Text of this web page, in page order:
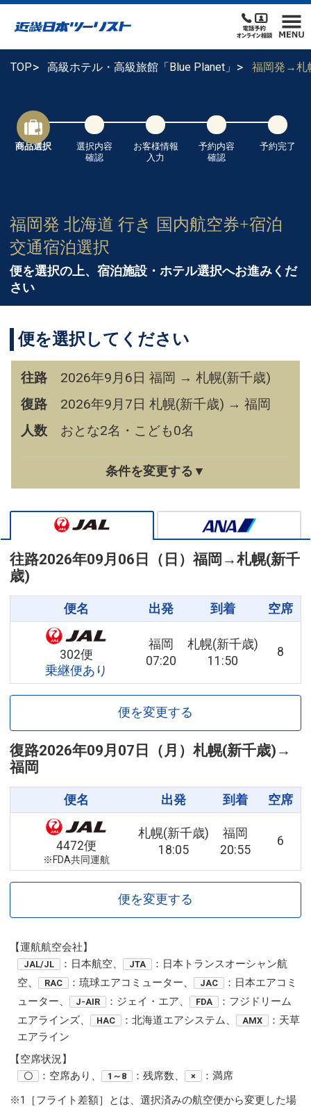
TOP 高級ホテル・高級旅館「Blue Planet」 福岡発→札
商品選択
選択内容
確認
お客様情報
入力
予約内容
確認
予約完了
福岡発 北海道 行き 国内航空券+宿泊
交通宿泊選択
便を選択の上、宿泊施設・ホテル選択へお進みくだ
さい
便を選択してください
往路
2026年9月6日 福岡 → 札幌(新千歳)
復路
2026年9月7日 札幌(新千歳) → 福岡
人数
おとな2名・こども0名
条件を変更する▼
往路2026年09月06日（日）福岡 →札幌(新千
歳)
便名 出発 到着 空席
302便
乗継便あり
福岡
07:20
札幌(新千歳)
11:50
8
便を変更する
復路2026年09月07日（月） 札幌(新千歳) →
福岡
便名 出発 到着 空席
4472便
※FDA共同運航
札幌(新千歳)
18:05
福岡
20:55
6
便を変更する
【運航航空会社】
JAL/JL ：日本航空、 JTA
：日本トランスオーシャン航
空、
RAC ：琉球エアコミューター、 JAC
：日本エアコミ
ューター、
J-AIR ：ジェイ・エア、 FDA
：フジドリーム
エアラインズ、
HAC ：北海道エアシステム、 AMX
：天草
エアライン
【空席状況】
〇 ：空席あり、 1～8 ：残席数、 ×
：満席
※1［フライト差額］とは、選択済みの航空便から変更した場